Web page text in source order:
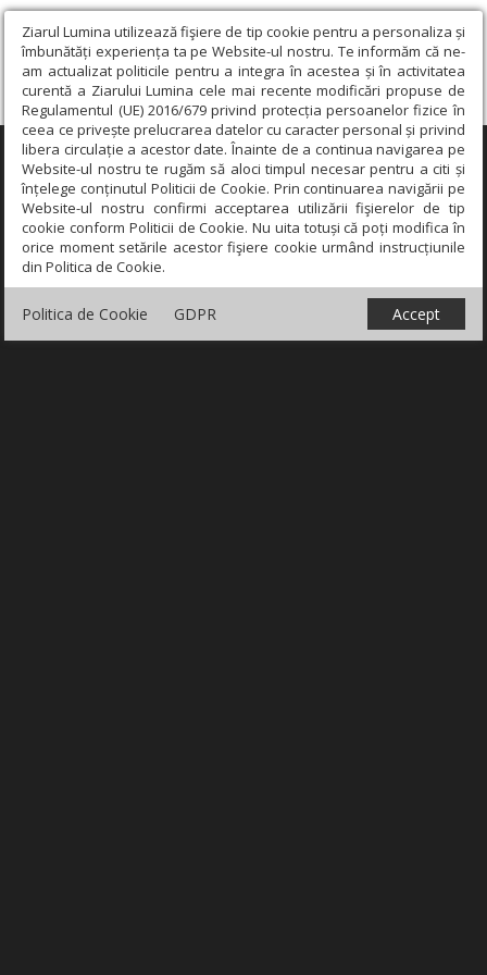
Ziarul Lumina utilizează fişiere de tip cookie pentru a personaliza și
îmbunătăți experiența ta pe Website-ul nostru. Te informăm că ne-
am actualizat politicile pentru a integra în acestea și în activitatea
curentă a Ziarului Lumina cele mai recente modificări propuse de
Regulamentul (UE) 2016/679 privind protecția persoanelor fizice în
ceea ce privește prelucrarea datelor cu caracter personal și privind
libera circulație a acestor date. Înainte de a continua navigarea pe
Website-ul nostru te rugăm să aloci timpul necesar pentru a citi și
înțelege conținutul Politicii de Cookie. Prin continuarea navigării pe
Website-ul nostru confirmi acceptarea utilizării fişierelor de tip
cookie conform Politicii de Cookie. Nu uita totuși că poți modifica în
orice moment setările acestor fişiere cookie urmând instrucțiunile
din Politica de Cookie.
Politica de Cookie GDPR Accept
×